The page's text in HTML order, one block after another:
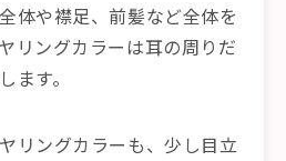
体や襟足、前髪など全体を
リングカラーは耳の周りだ
ます。
リングカラーも、少し目立